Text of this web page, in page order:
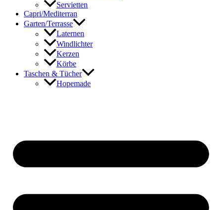
Servietten
Capri/Mediterran
Garten/Terrasse
Laternen
Windlichter
Kerzen
Körbe
Taschen & Tücher
Hopemade